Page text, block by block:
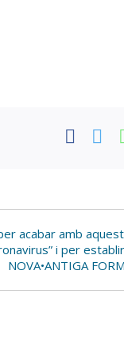
acabar amb
i per
NOVA•ANTIGA